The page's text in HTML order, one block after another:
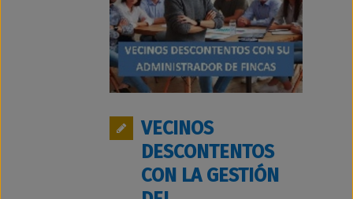
VECINOS
DESCONTENTOS
CON LA GESTIÓN